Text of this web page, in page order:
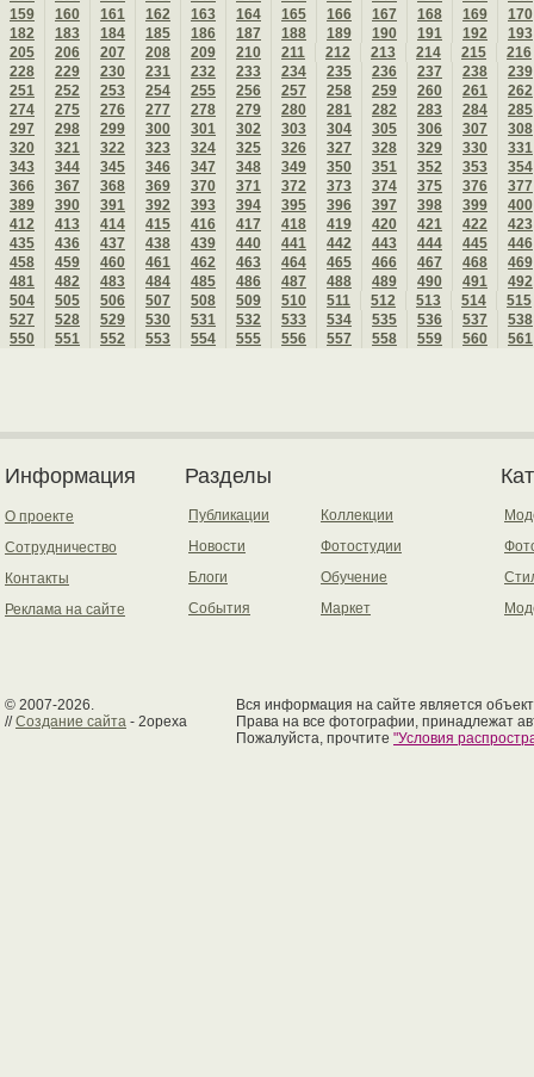
159
160 161 162 163 164 165 166 167 168 169
170
182
183 184 185 186 187 188 189 190 191 192
193
205
206 207 208 209 210 211 212 213 214 215
216
228
229 230 231 232 233 234 235 236 237 238
239
251
252 253 254 255 256 257 258 259 260 261
262
274
275 276 277 278 279 280 281 282 283 284
285
297
298 299 300 301 302 303 304 305 306 307
308
320
321 322 323 324 325 326 327 328 329 330
331
343
344 345 346 347 348 349 350 351 352 353
354
366
367 368 369 370 371 372 373 374 375 376
377
389
390 391 392 393 394 395 396 397 398 399
400
412
413 414 415 416 417 418 419 420 421 422
423
435
436 437 438 439 440 441 442 443 444 445
446
458
459 460 461 462 463 464 465 466 467 468
469
481
482 483 484 485 486 487 488 489 490 491
492
504
505 506 507 508 509 510 511 512 513 514
515
527
528 529 530 531 532 533 534 535 536 537
538
550
551 552 553 554 555 556 557 558 559 560 561
Информация
О проекте
Сотрудничество
Контакты
Реклама на сайте
Разделы
Публикации
Новости
Блоги
События
Коллекции
Фотостудии
Обучение
Маркет
© 2007-2026.
//Создание сайта - 2opexa
Вся информация на сайте является
Права на все фотографии, принадлежат
Пожалуйста, прочтите "Условия